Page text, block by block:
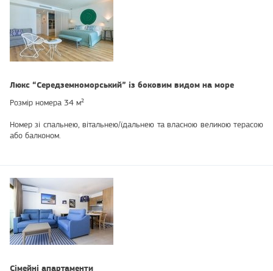
Люкс “Середземноморський” із боковим видом на море
Розмір номера 34 м²
Номер зі спальнею, вітальнею/їдальнею та власною великою терасою
або балконом.
Сімейні апартаменти